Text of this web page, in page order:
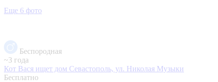
Еще 6 фото
Беспородная
~3 года
Кот Вася ищет дом Севастополь, ул. Николая Музыки
Бесплатно